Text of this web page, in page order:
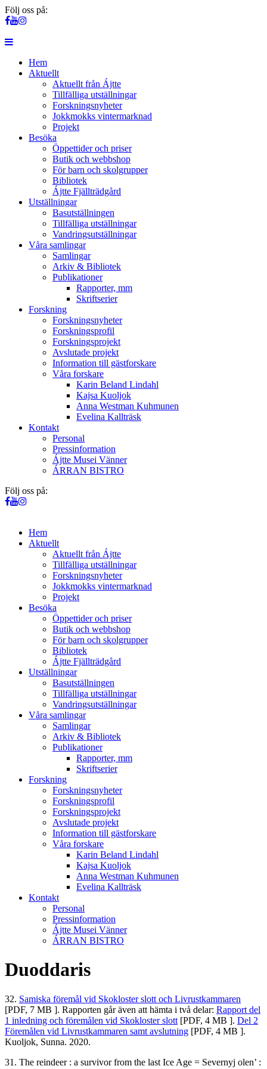
Följ oss på:
Hem
Aktuellt
Aktuellt från Ájtte
Tillfälliga utställningar
Forskningsnyheter
Jokkmokks vintermarknad
Projekt
Besöka
Öppettider och priser
Butik och webbshop
För barn och skolgrupper
Bibliotek
Ájtte Fjällträdgård
Utställningar
Basutställningen
Tillfälliga utställningar
Vandringsutställningar
Våra samlingar
Samlingar
Arkiv & Bibliotek
Publikationer
Rapporter, mm
Skriftserier
Forskning
Forskningsnyheter
Forskningsprofil
Forskningsprojekt
Avslutade projekt
Information till gästforskare
Våra forskare
Karin Beland Lindahl
Kajsa Kuoljok
Anna Westman Kuhmunen
Evelina Kallträsk
Kontakt
Personal
Pressinformation
Ájtte Musei Vänner
ÁRRAN BISTRO
Följ oss på:
Hem
Aktuellt
Aktuellt från Ájtte
Tillfälliga utställningar
Forskningsnyheter
Jokkmokks vintermarknad
Projekt
Besöka
Öppettider och priser
Butik och webbshop
För barn och skolgrupper
Bibliotek
Ájtte Fjällträdgård
Utställningar
Basutställningen
Tillfälliga utställningar
Vandringsutställningar
Våra samlingar
Samlingar
Arkiv & Bibliotek
Publikationer
Rapporter, mm
Skriftserier
Forskning
Forskningsnyheter
Forskningsprofil
Forskningsprojekt
Avslutade projekt
Information till gästforskare
Våra forskare
Karin Beland Lindahl
Kajsa Kuoljok
Anna Westman Kuhmunen
Evelina Kallträsk
Kontakt
Personal
Pressinformation
Ájtte Musei Vänner
ÁRRAN BISTRO
Duoddaris
32. Samiska föremål vid Skokloster slott och Livrustkammaren
[PDF, 7 MB ]. Rapporten går även att hämta i två delar: Rapport del
1 inledning och föremålen vid Skokloster slott [PDF, 4 MB ]. Del 2
Föremålen vid Livrustkammaren samt avslutning [PDF, 4 MB ].
Kuoljok, Sunna. 2020.
31. The reindeer : a survivor from the last Ice Age = Severnyj olen’ :